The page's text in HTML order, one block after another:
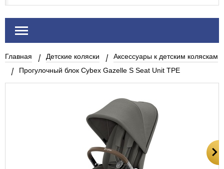
Главная Детские коляски
Аксессуары к детским коляскам
Прогулочный блок Cybex Gazelle S Seat Unit TPE